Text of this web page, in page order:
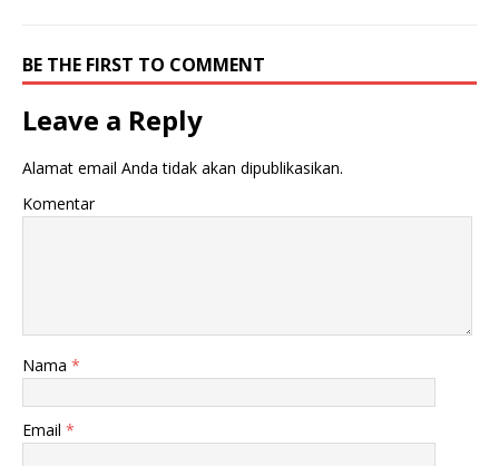
BE THE FIRST TO COMMENT
Leave a Reply
Alamat email Anda tidak akan dipublikasikan.
Komentar
Nama *
Email *